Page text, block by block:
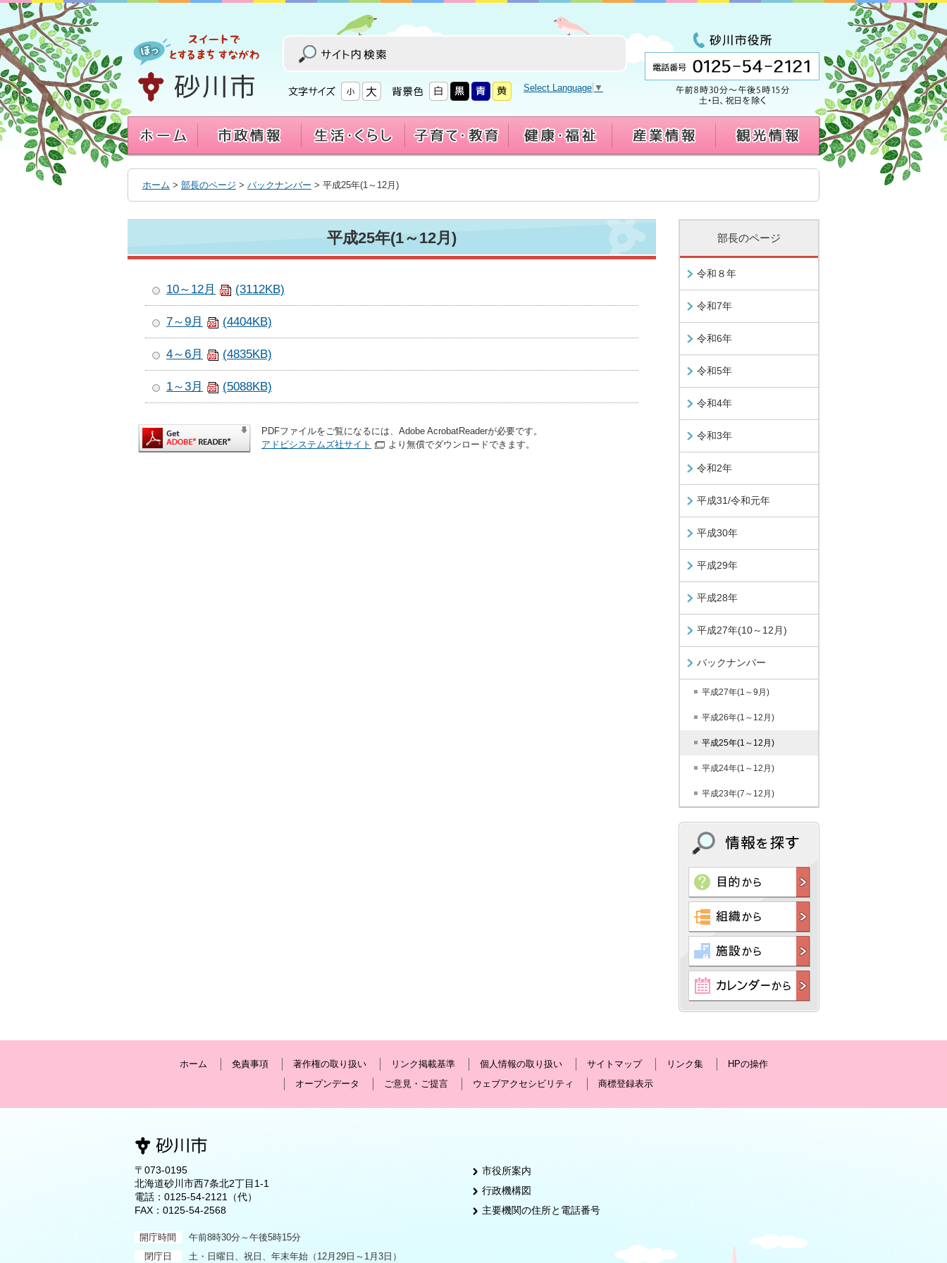
へ
移
動
す
る
Select Language ▼
ホーム > 部長のページ > バックナンバー > 平成25年(1～12月)
平成25年(1～12月)
10～12月 (3112KB)
7～9月 (4404KB)
4～6月 (4835KB)
1～3月 (5088KB)
PDFファイルをご覧になるには、Adobe AcrobatReaderが必要です。
アドビシステムズ社サイト
より無償でダウンロードできます。
部長のページ
令和８年
令和7年
令和6年
令和5年
令和4年
令和3年
令和2年
平成31/令和元年
平成30年
平成29年
平成28年
平成27年(10～12月)
バックナンバー
平成27年(1～9月)
平成26年(1～12月)
平成25年(1～12月)
平成24年(1～12月)
平成23年(7～12月)
ホーム 免責事項 著作権の取り扱い リンク掲載基準 個人情報の取り扱い サイトマップ リンク集
HPの操作
オープンデータ
ご意見・ご提言 ウェブアクセシビリティ 商標登録表示
〒073-0195
北海道砂川市西7条北2丁目1-1
電話： 0125-54-2121
（代）
FAX：0125-54-2568
開庁時間
午前8時30分～午後5時15分
閉庁日
土・日曜日、祝日、年末年始（12月29日～1月3日）
市役所案内
行政機構図
主要機関の住所と電話番号